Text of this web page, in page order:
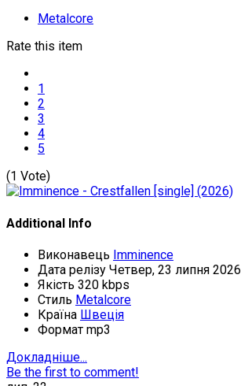
Metalcore
Rate this item
1
2
3
4
5
(1 Vote)
Additional Info
Виконавець Imminence
Дата релізу Четвер, 23 липня 2026
Якість 320 kbps
Стиль Metalcore
Країна Швеція
Формат mp3
Докладніше...
Be the first to comment!